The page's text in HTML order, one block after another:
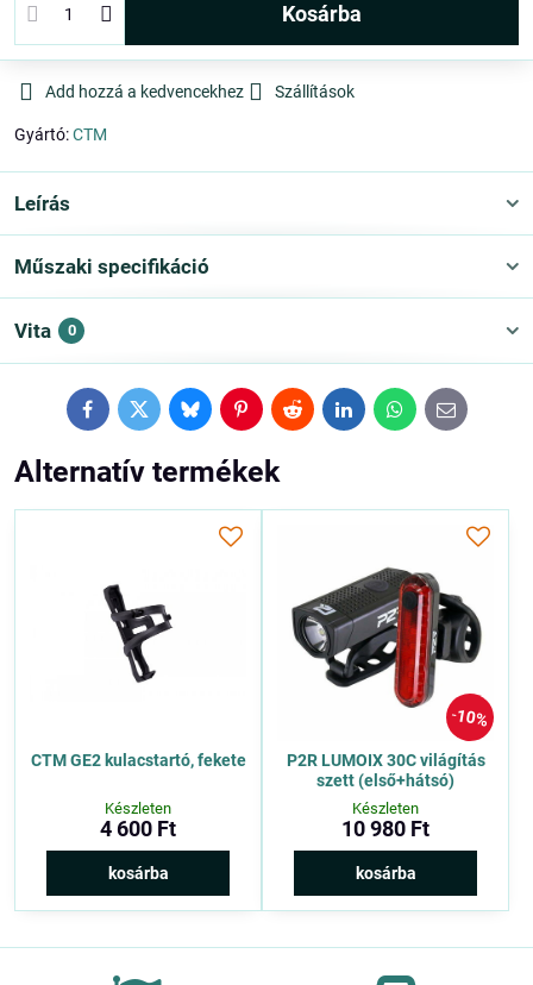
kosárba
Add hozzá a kedvencekhez Szállítások
Gyártó:CTM
Leírás
Műszaki specifikáció
Vita 0
FacebookTwitterBlueskyPinterestRedditLinkedInWhatsApp
E-
mail
Alternatív termékek
CTM GE2 kulacstartó, fekete
Készleten
4 600 Ft
kosárba
10%
P2R LUMOIX 30C világítás
szett (első+hátsó)
Készleten
10 980 Ft
kosárba